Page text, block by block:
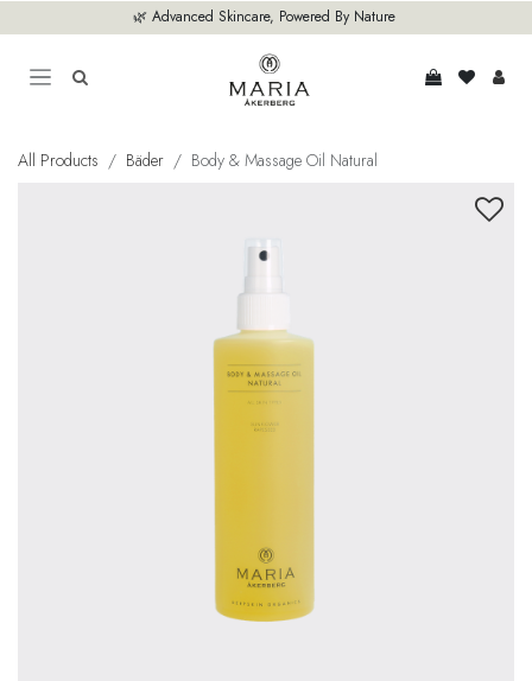
🌿 Advanced Skincare, Powered By Nature
All Products Bäder Body & Massage Oil Natural